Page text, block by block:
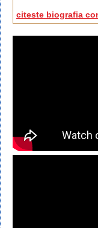
citeste biografia